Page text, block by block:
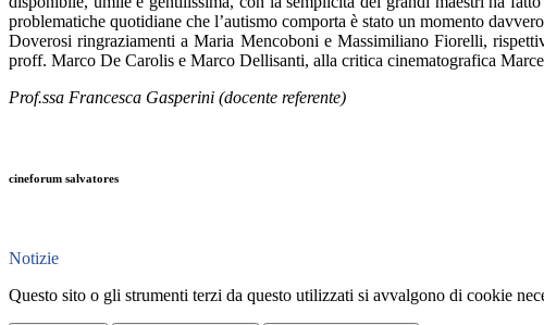
problematiche quotidiane che l’autismo comporta è stato un momento
Doverosi ringraziamenti a Maria Mencoboni e Massimiliano Fiorelli,
proff. Marco De Carolis e Marco Dellisanti, alla critica cinematografica
Prof.ssa Francesca Gasperini (docente referente)
cineforum salvatores
Notizie
Questo sito o gli strumenti terzi da questo utilizzati si avvalgono di cookie